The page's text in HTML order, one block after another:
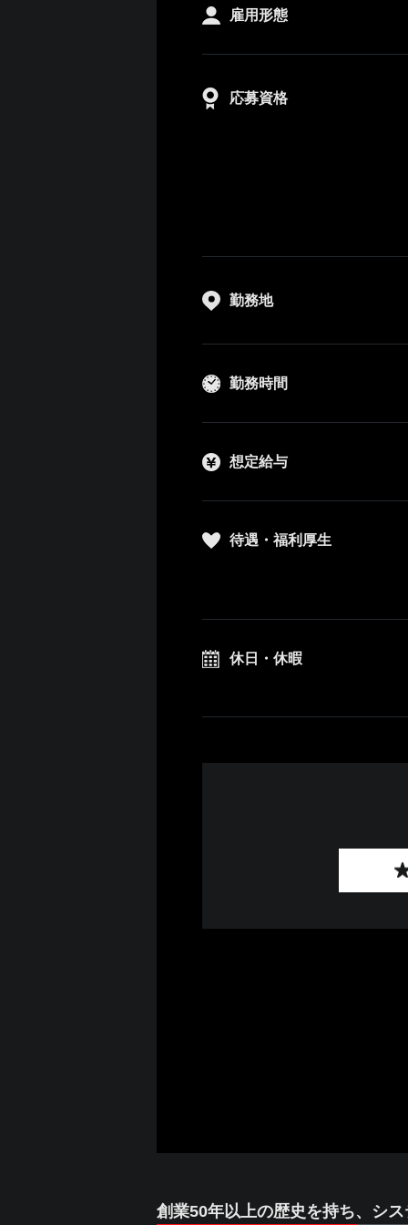
雇用形態
応募資格
勤務地
勤務時間
想定給与
待遇・福利厚生
休日・休暇
創業50年以上の歴史を持ち、シ